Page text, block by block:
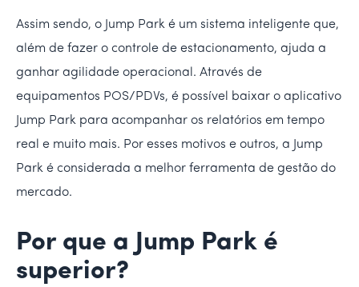
Assim sendo, o Jump Park é um sistema inteligente que,
além de fazer o controle de estacionamento, ajuda a
ganhar agilidade operacional. Através de
equipamentos POS/PDVs, é possível baixar o aplicativo
Jump Park para acompanhar os relatórios em tempo
real e muito mais. Por esses motivos e outros, a Jump
Park é considerada a melhor ferramenta de gestão do
mercado.
Por que a Jump Park é
superior?